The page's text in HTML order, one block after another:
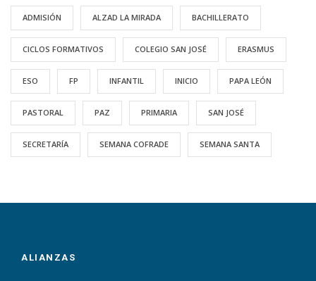
ADMISIÓN ALZAD LA MIRADA BACHILLERATO
CICLOS FORMATIVOS COLEGIO SAN JOSÉ ERASMUS
ESO FP INFANTIL INICIO PAPA LEÓN
PASTORAL PAZ PRIMARIA SAN JOSÉ
SECRETARÍA SEMANA COFRADE SEMANA SANTA
ALIANZAS